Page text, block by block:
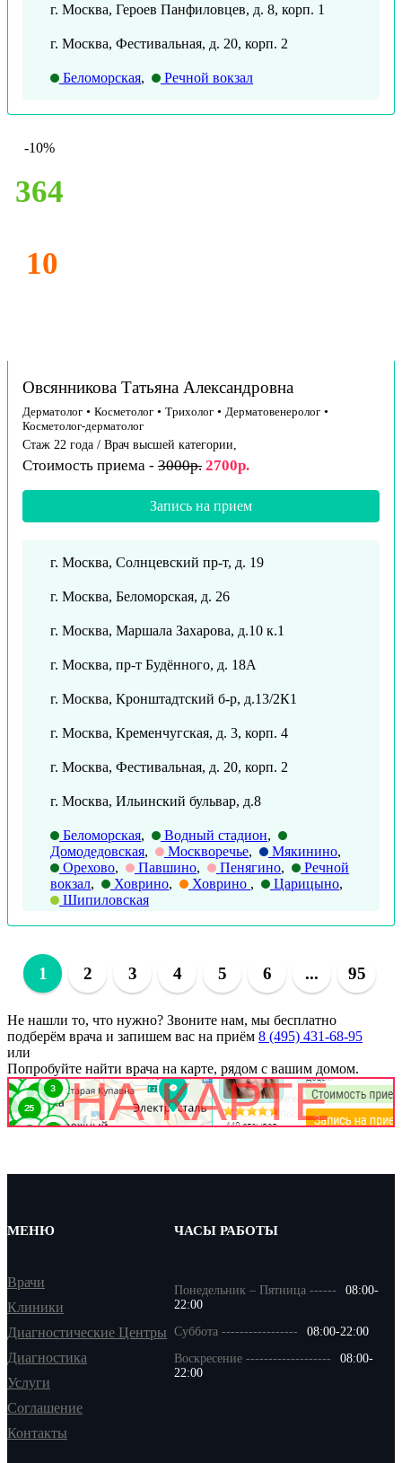
г. Москва, Героев Панфиловцев, д. 8, корп. 1
г. Москва, Фестивальная, д. 20, корп. 2
Беломорская, Речной вокзал
-10%
364
10
Овсянникова Татьяна Александровна
Дерматолог • Косметолог • Трихолог • Дерматовенеролог •
Косметолог-дерматолог
Стаж 22 года / Врач высшей категории,
Стоимость приема - 3000р. 2700р.
Запись на прием
г. Москва, Солнцевский пр-т, д. 19
г. Москва, Беломорская, д. 26
г. Москва, Маршала Захарова, д.10 к.1
г. Москва, пр-т Будённого, д. 18А
г. Москва, Кронштадтский б-р, д.13/2К1
г. Москва, Кременчугская, д. 3, корп. 4
г. Москва, Фестивальная, д. 20, корп. 2
г. Москва, Ильинский бульвар, д.8
Беломорская, Водный стадион,
Домодедовская, Москворечье, Мякинино,
Орехово, Павшино, Пенягино,
Речной
вокзал, Ховрино, Ховрино , Царицыно,
Шипиловская
1 2 3 4 5 6 ... 95
Не нашли то, что нужно? Звоните нам, мы бесплатно
подберём врача и запишем вас на приём 8 (495) 431-68-95
или
Попробуйте найти врача на карте, рядом с вашим домом.
МЕНЮ
Врачи
Клиники
Диагностические Центры
Диагностика
Услуги
Соглашение
Контакты
ЧАСЫ РАБОТЫ
Понедельник – Пятница ------
08:00-
22:00
Суббота -----------------
08:00-22:00
Воскресение -------------------
08:00-
22:00